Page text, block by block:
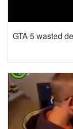
GTA 5 wasted